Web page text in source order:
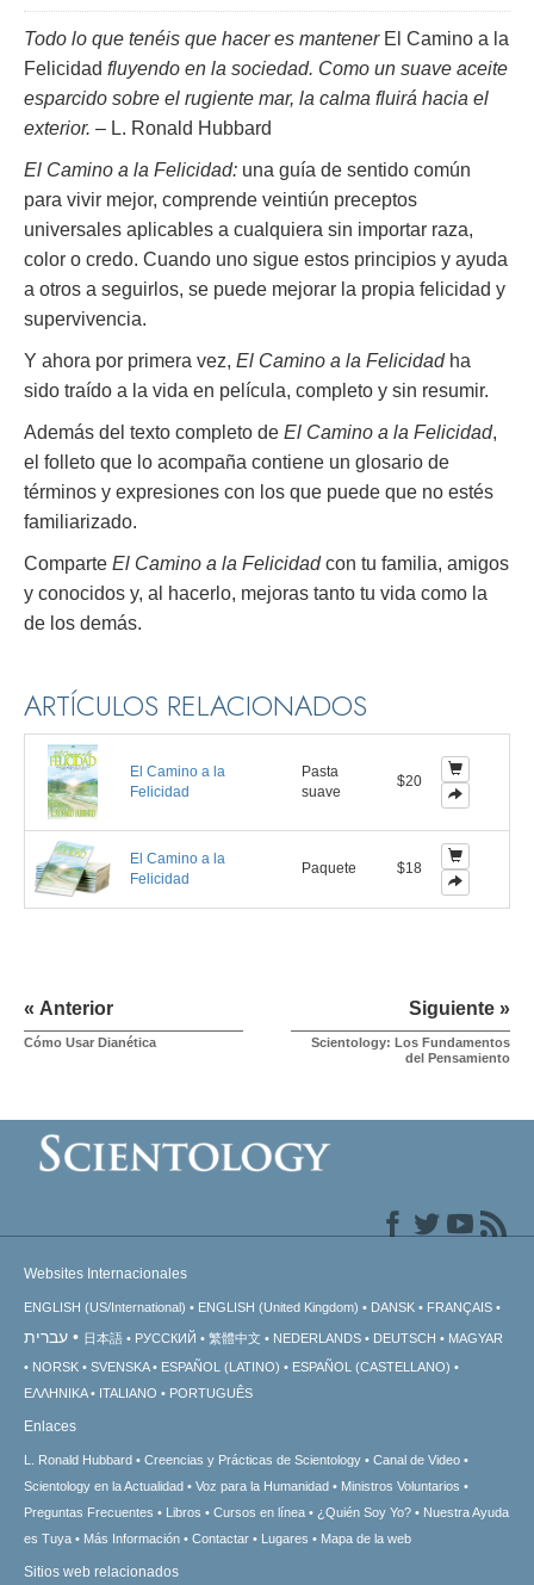
Todo lo que tenéis que hacer es mantener El Camino a la
Felicidad fluyendo en la sociedad. Como un suave aceite
esparcido sobre el rugiente mar, la calma fluirá hacia el
exterior. – L. Ronald Hubbard
El Camino a la Felicidad: una guía de sentido común
para vivir mejor, comprende veintiún preceptos
universales aplicables a cualquiera sin importar raza,
color o credo. Cuando uno sigue estos principios y ayuda
a otros a seguirlos, se puede mejorar la propia felicidad y
supervivencia.
Y ahora por primera vez, El Camino a la Felicidadha
sido traído a la vida en película, completo y sin resumir.
Además del texto completo de El Camino a la Felicidad,
el folleto que lo acompaña contiene un glosario de
términos y expresiones con los que puede que no estés
familiarizado.
Comparte El Camino a la Felicidadcon tu familia, amigos
y conocidos y, al hacerlo, mejoras tanto tu vida como la
de los demás.
ARTÍCULOS RELACIONADOS
El Camino a la
Felicidad
Pasta
suave
$20
El Camino a la
Felicidad
Paquete $18
« Anterior
Cómo Usar Dianética
Siguiente »
Scientology: Los Fundamentos
del Pensamiento
Websites Internacionales
ENGLISH (US/International) ENGLISH (United Kingdom) DANSK FRANÇAIS
עברית 日本語 РУССКИЙ 繁體中文 NEDERLANDS DEUTSCH
MAGYAR
NORSK
SVENSKA ESPAÑOL (LATINO)
ESPAÑOL (CASTELLANO)
ΕΛΛΗΝΙΚA
ITALIANO PORTUGUÊS
Enlaces
L. Ronald Hubbard Creencias y Prácticas de Scientology
Canal de Video
Scientology en la Actualidad
Voz para la Humanidad
Ministros Voluntarios
Preguntas Frecuentes
Libros Cursos en línea ¿Quién Soy Yo?
Nuestra Ayuda
es Tuya
Más Información Contactar Lugares Mapa de la web
Sitios web relacionados